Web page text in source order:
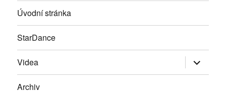
Úvodní stránka
StarDance
Videa Zobrazit
položky
Archiv